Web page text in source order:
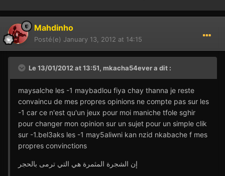
Mahdinho
Posté(e) January 13, 2012 at 14:15
Le 13/01/2012 at 13:51, mkacha54ever a dit :
maysalche les -1 maybadlou fiya chay thanna je reste
convaincu de mes propres opinions ne compte pas sur les
-1 car ce n'est qu'un jeux pour moi maniche tfole sghir
pour changer mon opinion sur un sujet pour un simple clik
sur -1.bel3aks les -1 may5aliwni kan nzid nkabache f mes
propres convinctions
إن الشجرة المثمرة هي التي ترمى بالحجر